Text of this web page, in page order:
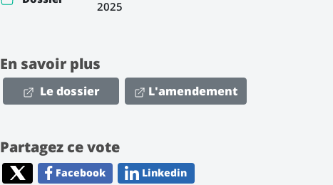
2025
En savoir plus
Le dossier L'amendement
Partagez ce vote
Facebook
Linkedin